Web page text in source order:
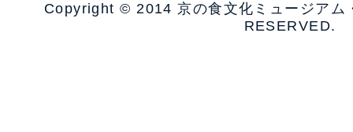
Copyright © 2014 京の食文化ミュージア
RESERVED.